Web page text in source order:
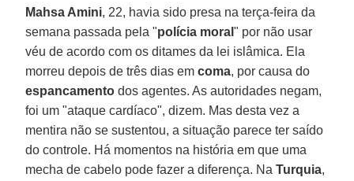
Mahsa Amini, 22, havia sido presa na terça-feira da
semana passada pela "polícia moral" por não usar
véu de acordo com os ditames da lei islâmica. Ela
morreu depois de três dias emcoma, por causa do
espancamento dos agentes. As autoridades negam,
foi um "ataque cardíaco", dizem. Mas desta vez a
mentira não se sustentou, a situação parece ter saído
do controle. Há momentos na história em que uma
mecha de cabelo pode fazer a diferença. NaTurquia,